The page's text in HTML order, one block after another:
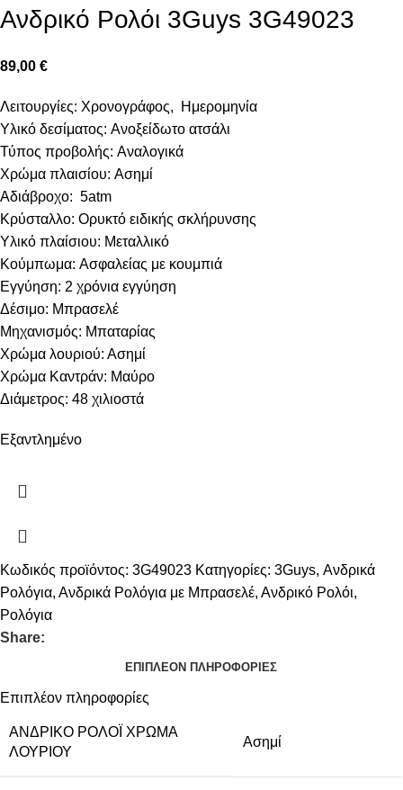
Ανδρικό Ρολόι 3Guys 3G49023
89,00 €
Λειτουργίες: Χρονογράφος, Ημερομηνία
Υλικό δεσίματος: Ανοξείδωτο ατσάλι
Τύπος προβολής: Αναλογικά
Χρώμα πλαισίου: Ασημί
Αδιάβροχο: 5atm
Κρύσταλλο: Ορυκτό ειδικής σκλήρυνσης
Υλικό πλαίσιου: Μεταλλικό
Κούμπωμα: Ασφαλείας με κουμπιά
Εγγύηση: 2 χρόνια εγγύηση
Δέσιμο: Μπρασελέ
Μηχανισμός: Μπαταρίας
Χρώμα λουριού: Ασημί
Χρώμα Καντράν: Μαύρο
Διάμετρος: 48 χιλιοστά
Εξαντλημένο
Κωδικός προϊόντος: 3G49023 Κατηγορίες: 3Guys, Ανδρικά
Ρολόγια, Ανδρικά Ρολόγια με Μπρασελέ, Ανδρικό Ρολόι,
Ρολόγια
Share:
ΕΠΙΠΛΈΟΝ ΠΛΗΡΟΦΟΡΊΕΣ
Επιπλέον πληροφορίες
ΑΝΔΡΙΚΌ ΡΟΛΌΙ ΧΡΏΜΑ
ΛΟΥΡΙΟΎ
Ασημί